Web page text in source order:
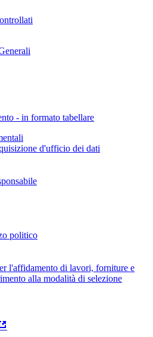
- in formato tabellare
d'ufficio dei dati
politico
l'affidamento di lavori, forniture e
alla modalità di selezione